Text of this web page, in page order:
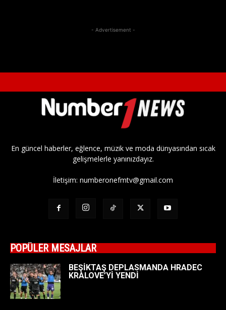
- Advertisement -
En güncel haberler, eğlence, müzik ve moda dünyasından sıcak
gelişmelerle yanınızdayız.
İletişim: numberonefmtv@gmail.com
POPÜLER MESAJLAR
BEŞİKTAŞ DEPLASMANDA HRADEC
KRALOVE’Yİ YENDİ